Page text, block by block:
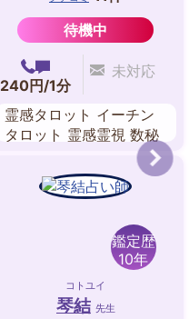
待機中
240円/1分
未対応
霊感タロット イーチン
タロット 霊感霊視 数秘
術 九星気学 西洋占星術
姓名判断 風水
鑑定歴
10年
コトユイ
琴結 先生